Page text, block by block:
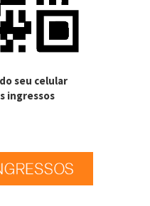
seu celular
ingressos